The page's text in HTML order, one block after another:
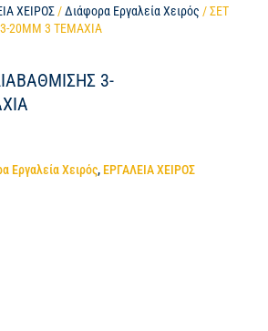
ΧΕΙΡΟΣ /Διάφορα Εργαλεία Χειρός / ΣΕΤ
20MM 3 ΤΕΜΑΧΙΑ
3-
Εργαλεία Χειρός, ΕΡΓΑΛΕΙΑ ΧΕΙΡΟΣ